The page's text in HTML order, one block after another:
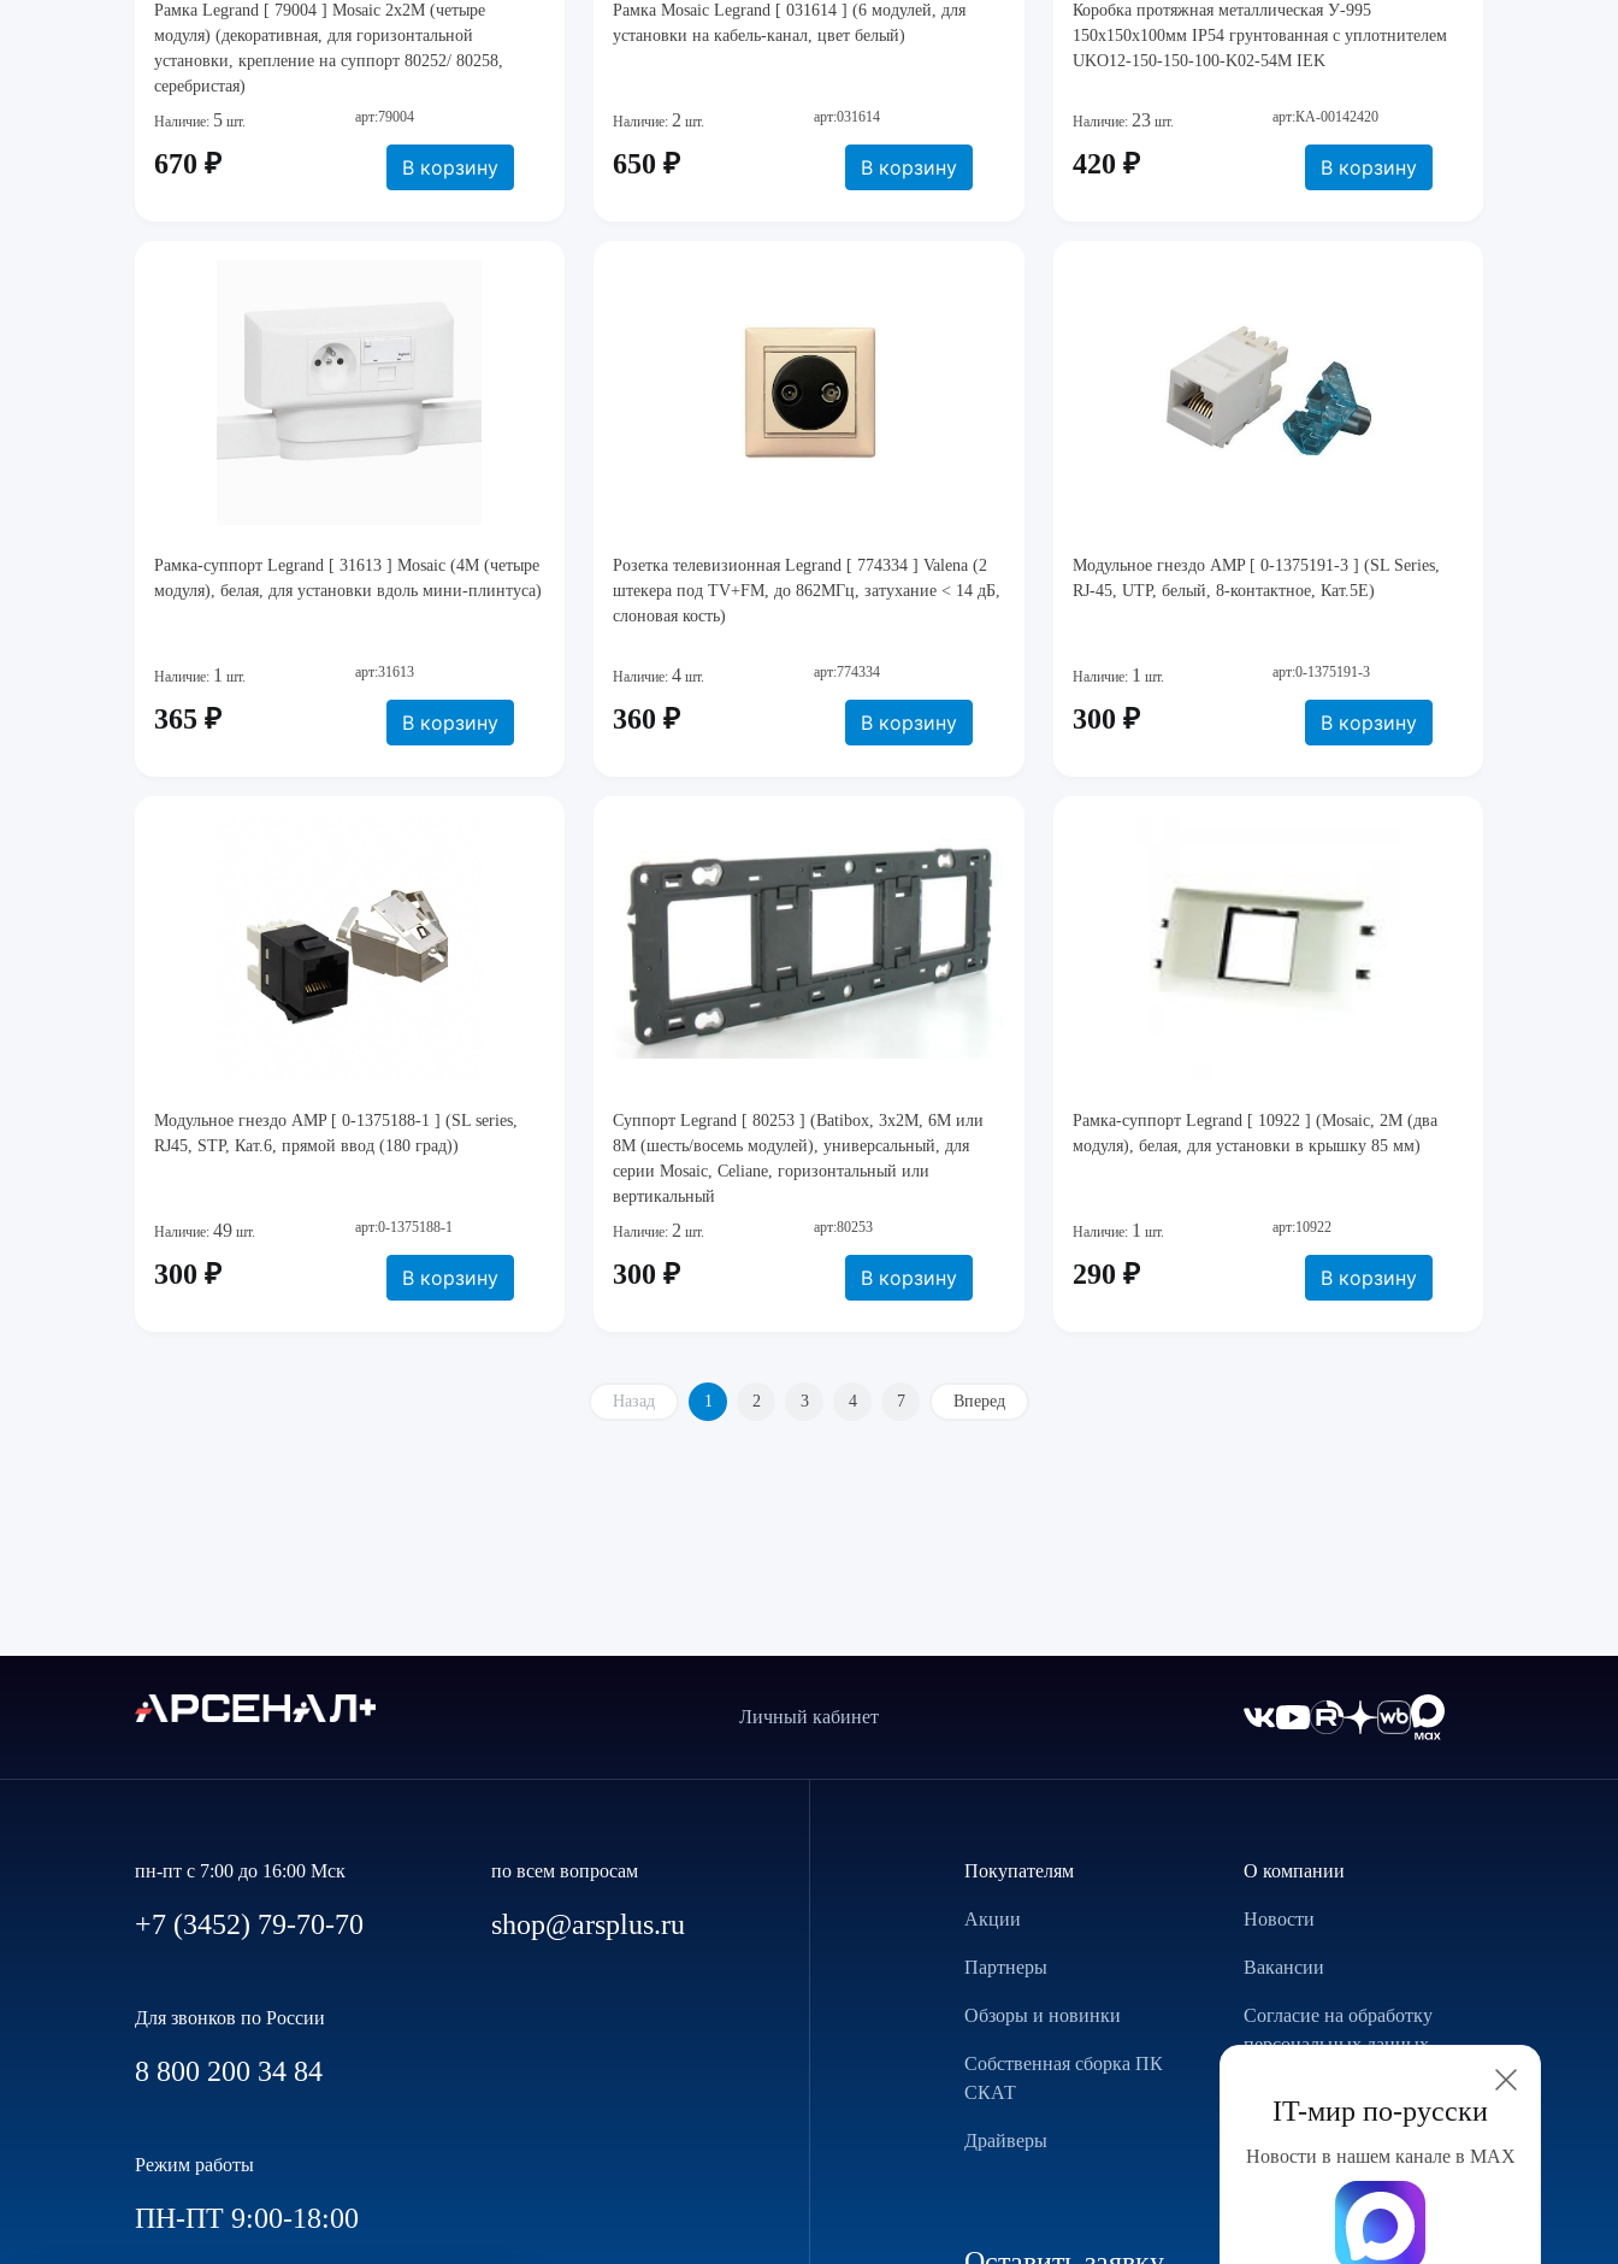
Рамка Legrand [ 79004 ] Mosaic 2x2M (четыре
модуля) (декоративная, для горизонтальной
установки, крепление на суппорт 80252/ 80258,
серебристая)
Наличие: 5 шт. арт:79004
670 ₽ В корзину
Рамка Mosaic Legrand [ 031614 ] (6 модулей, для
установки на кабель-канал, цвет белый)
Наличие:2 шт. арт:031614
650 ₽ В корзину
Коробка протяжная металлическая У-995
150х150х100мм IP54 грунтованная с уплотнителем
UKO12-150-150-100-K02-54M IEK
Наличие: 23шт. арт:КА-00142420
420 ₽ В корзину
Рамка-суппорт Legrand [ 31613 ] Mosaic (4M (четыре
модуля), белая, для установки вдоль мини-плинтуса)
Наличие: 1 шт. арт:31613
365 ₽ В корзину
Розетка телевизионная Legrand [ 774334 ] Valena (2
штекера под TV+FM, до 862МГц, затухание < 14 дБ,
слоновая кость)
Наличие:4 шт. арт:774334
360 ₽ В корзину
Модульное гнездо AMP [ 0-1375191-3 ] (SL Series,
RJ-45, UTP, белый, 8-контактное, Кат.5Е)
Наличие: 1 шт. арт:0-1375191-3
300 ₽ В корзину
Модульное гнездо AMP [ 0-1375188-1 ] (SL series,
RJ45, STP, Кат.6, прямой ввод (180 град))
Наличие: 49 шт. арт:0-1375188-1
300 ₽ В корзину
Суппорт Legrand [ 80253 ] (Batibox, 3x2M, 6M или
8M (шесть/восемь модулей), универсальный, для
серии Mosaic, Celiane, горизонтальный или
вертикальный
Наличие:2 шт. арт:80253
300 ₽ В корзину
Рамка-суппорт Legrand [ 10922 ] (Mosaic, 2M (два
модуля), белая, для установки в крышку 85 мм)
Наличие: 1 шт. арт:10922
290 ₽ В корзину
Назад 1 2 3 4 7 Вперед
IT-мир по-русски
Новости в нашем канале в МАХ
Личный кабинет
пн-пт с 7:00 до 16:00 Мск
+7 (3452) 79-70-70
по всем вопросам
shop@arsplus.ru
Для звонков по России
8 800 200 34 84
Режим работы
ПН-ПТ 9:00-18:00
Покупателям
Акции
Партнеры
Обзоры и новинки
Собственная сборка ПК
СКАТ
Драйверы
О компании
Новости
Вакансии
Согласие на обработку
персональных данных
Конфигуратор компьютера